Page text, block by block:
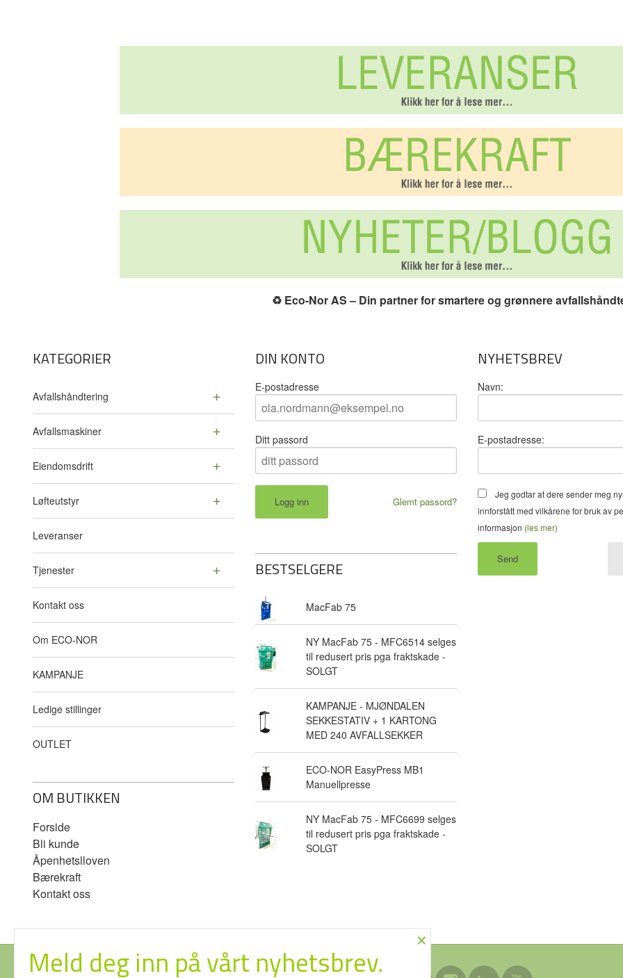
♻️ Eco-Nor AS – Din partner for smartere og grønnere
KATEGORIER
Avfallshåndtering
Avfallsmaskiner
Eiendomsdrift
Løfteutstyr
Leveranser
Tjenester
Kontakt oss
Om ECO-NOR
KAMPANJE
Ledige stillinger
OUTLET
OM BUTIKKEN
Forside
Bli kunde
Åpenhetslloven
Bærekraft
Kontakt oss
DIN KONTO
E-postadresse
Ditt passord
Glemt passord?
BESTSELGERE
MacFab 75
NY MacFab 75 - MFC6514 selges
til redusert pris pga fraktskade -
SOLGT
KAMPANJE - MJØNDALEN
SEKKESTATIV + 1 KARTONG
MED 240 AVFALLSEKKER
ECO-NOR EasyPress MB1
Manuellpresse
NY MacFab 75 - MFC6699 selges
til redusert pris pga fraktskade -
SOLGT
NYHETSBREV
Navn:
E-postadresse:
Jeg godtar at dere sender meg
innforstått med vilkårene for bruk av
informasjon (les mer)
×
Meld deg inn på vårt nyhetsbrev.